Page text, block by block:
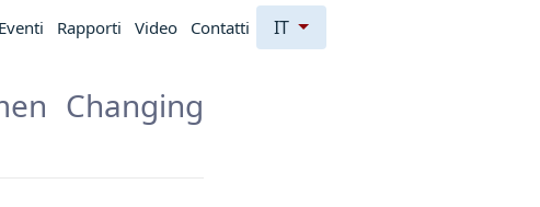
Eventi Rapporti Video Contatti IT
Changing